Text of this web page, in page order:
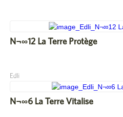
N¬∞12 La Terre Protège
Edli
N¬∞6 La Terre Vitalise